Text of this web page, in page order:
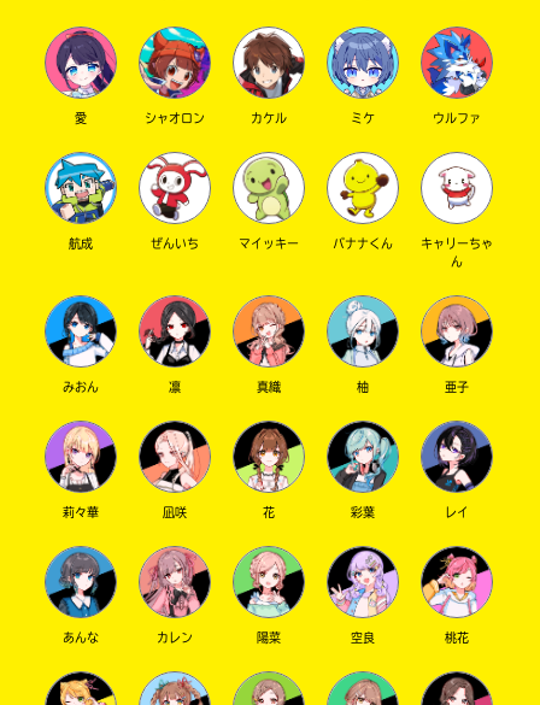
愛 シャオロン カケル ミケ ウルファ
航成 ぜんいち マイッキー バナナくん
キャリーちゃ
ん
みおん 凛 真織 柚 亜子
莉々華 凪咲 花 彩葉 レイ
あんな カレン 陽菜 空良 桃花